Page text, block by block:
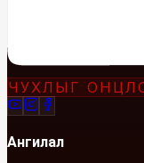
ЧУХЛЫГ
Ангилал